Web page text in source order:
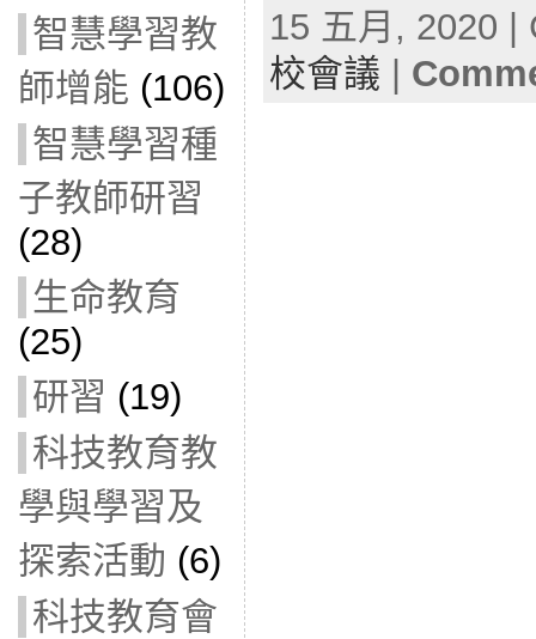
智慧學習教
師增能 (106)
智慧學習種
子教師研習
(28)
生命教育
(25)
研習 (19)
科技教育教
學與學習及
探索活動 (6)
科技教育會
15 五月, 2020
校會議